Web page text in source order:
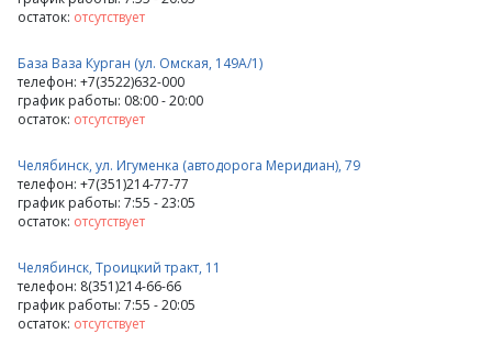
остаток: отсутствует
База Ваза Курган (ул. Омская, 149А/1)
телефон: +7(3522)632-000
график работы: 08:00 - 20:00
остаток: отсутствует
Челябинск, ул. Игуменка (автодорога Меридиан), 79
телефон: +7(351)214-77-77
график работы: 7:55 - 23:05
остаток: отсутствует
Челябинск, Троицкий тракт, 11
телефон: 8(351)214-66-66
график работы: 7:55 - 20:05
остаток: отсутствует